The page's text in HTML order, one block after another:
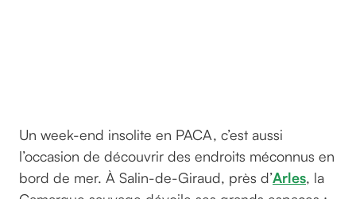
Un week-end insolite en PACA, c’est aussi
l’occasion de découvrir des endroits méconnus en
bord de mer. À Salin-de-Giraud, près d’Arles, la